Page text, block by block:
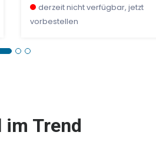
derzeit nicht verfügbar, jetzt
vorbestellen
Trend